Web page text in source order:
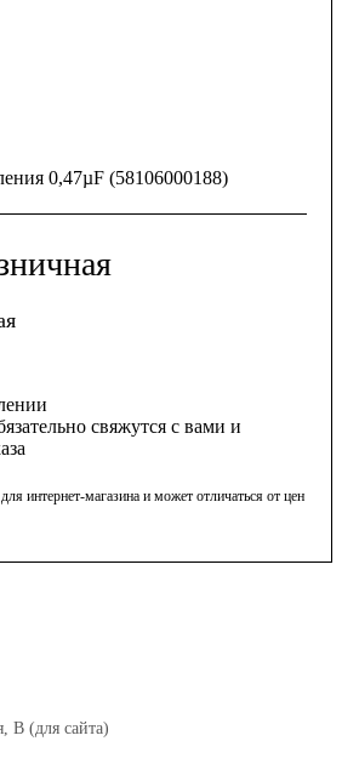
0,47µF (58106000188)
свяжутся с вами и
интернет-магазина и может отличаться от цен
В (для сайта)